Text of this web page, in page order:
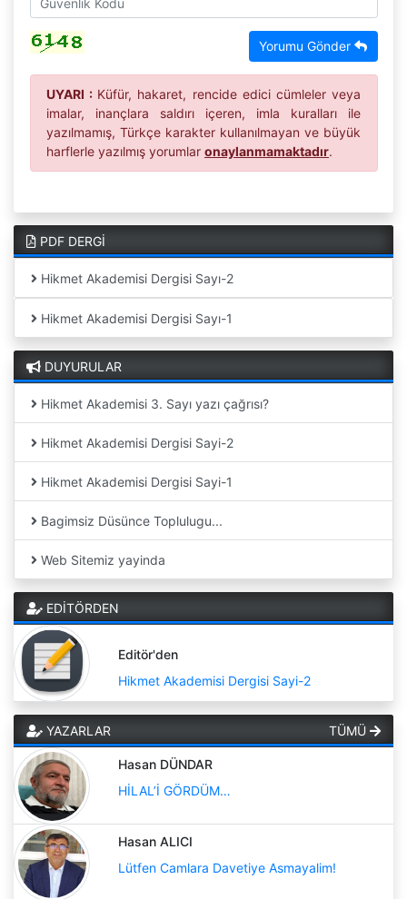
Yorumu Gönder
UYARI : Küfür, hakaret, rencide edici cümleler veya
imalar, inançlara saldırı içeren, imla kuralları ile
yazılmamış, Türkçe karakter kullanılmayan ve büyük
harflerle yazılmış yorumlar onaylanmamaktadır.
PDF DERGİ
Hikmet Akademisi Dergisi Sayı-2
Hikmet Akademisi Dergisi Sayı-1
DUYURULAR
Hikmet Akademisi 3. Sayı yazı çağrısı?
Hikmet Akademisi Dergisi Sayi-2
Hikmet Akademisi Dergisi Sayi-1
Bagimsiz Düsünce Toplulugu...
Web Sitemiz yayinda
EDİTÖRDEN
Editör'den
Hikmet Akademisi Dergisi Sayi-2
YAZARLAR TÜMÜ
Hasan DÜNDAR
HİLAL’İ GÖRDÜM…
Hasan ALICI
Lütfen Camlara Davetiye Asmayalim!